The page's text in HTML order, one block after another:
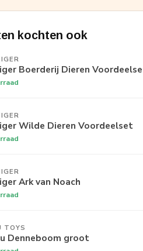
kochten ook
Boerderij Dieren
Wilde Dieren Voordeelset
Ark van Noach
TOYS
Denneboom groot